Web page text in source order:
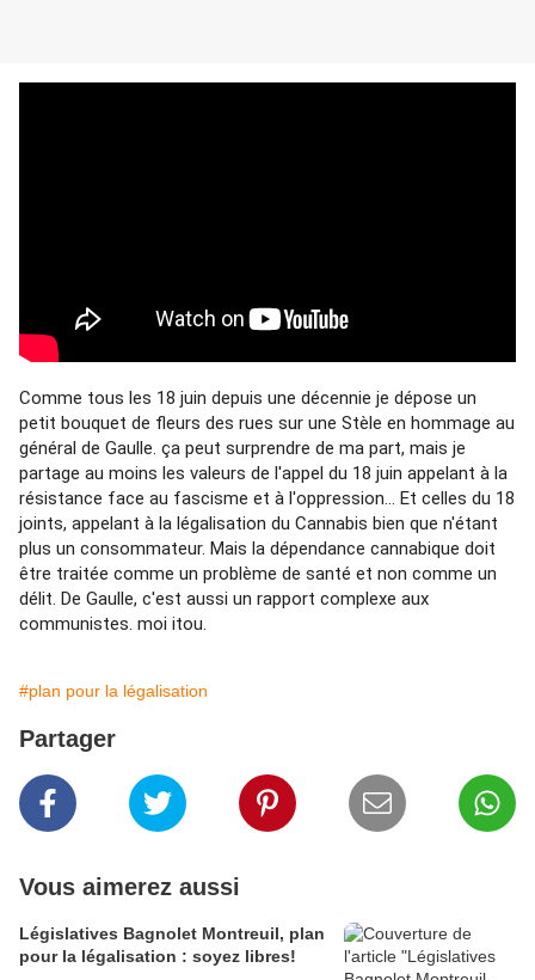
Comme tous les 18 juin depuis une décennie je dépose un
petit bouquet de fleurs des rues sur une Stèle en hommage au
général de Gaulle. ça peut surprendre de ma part, mais je
partage au moins les valeurs de l'appel du 18 juin appelant à la
résistance face au fascisme et à l'oppression... Et celles du 18
joints, appelant à la légalisation du Cannabis bien que n'étant
plus un consommateur. Mais la dépendance cannabique doit
être traitée comme un problème de santé et non comme un
délit. De Gaulle, c'est aussi un rapport complexe aux
communistes. moi itou.
#plan pour la légalisation
Partager
Vous aimerez aussi
Législatives Bagnolet Montreuil, plan
pour la légalisation : soyez libres!